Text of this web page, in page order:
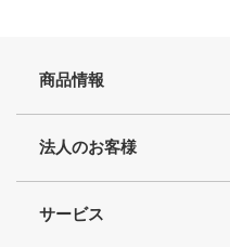
商品情報
法人のお客様
サービス